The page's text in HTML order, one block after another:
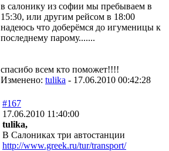
в салонику из софии мы пребываем в
15:30, или другим рейсом в 18:00
надеюсь что доберёмся до игуменицы к
последнему парому.......
спасибо всем кто поможет!!!!
Изменено: tulika - 17.06.2010 00:42:28
#167
17.06.2010 11:40:00
tulika,
В Салониках три автостанции
http://www.greek.ru/tur/transport/